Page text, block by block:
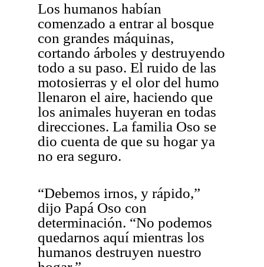
Los humanos habían
comenzado a entrar al bosque
con grandes máquinas,
cortando árboles y destruyendo
todo a su paso. El ruido de las
motosierras y el olor del humo
llenaron el aire, haciendo que
los animales huyeran en todas
direcciones. La familia Oso se
dio cuenta de que su hogar ya
no era seguro.
“Debemos irnos, y rápido,”
dijo Papá Oso con
determinación. “No podemos
quedarnos aquí mientras los
humanos destruyen nuestro